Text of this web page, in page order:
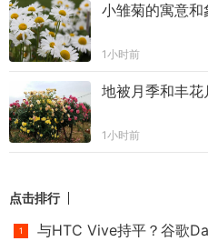
小雏菊的寓意和
1小时前
地被月季和丰花
1小时前
点击排行
与HTC Vive持平？谷歌